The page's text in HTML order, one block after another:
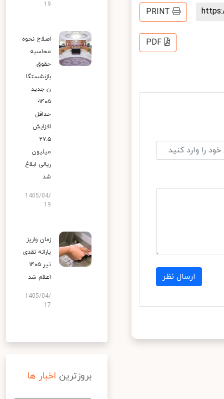
PRINT
PDF
ارسال نظر
19
اصلاح نحوه
محاسبه
حقوق
بازنشستگا
ن جدید
۱۴۰۵؛
حداقل
افزایش
۲۷.۵
میلیون
ریالی ابلاغ
شد
1405/04/
19
زمان واریز
یارانه نقدی
تیر ۱۴۰۵
اعلام شد
1405/04/
17
بروزترین اخبار ها